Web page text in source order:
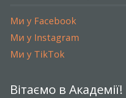
Ми у Facebook
Ми у Instagram
Ми у TikTok
Вітаємо в Академії!